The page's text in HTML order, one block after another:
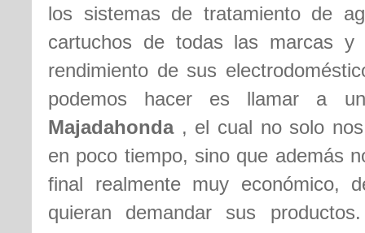
los sistemas de tratamiento de
cartuchos de todas las marcas
rendimiento de sus
podemos hacer es llamar a
Majadahonda , el cual no solo
en poco tiempo, sino que además
final realmente muy económico,
quieran demandar sus